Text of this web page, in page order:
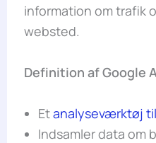
information om trafik
websted.
Definition af Google
Etanalyseværktøj
Indsamler data om